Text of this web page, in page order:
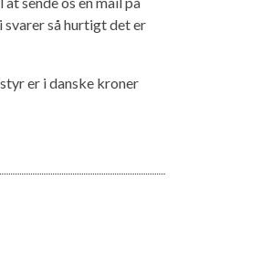
så hurtigt det er
er i danske kroner